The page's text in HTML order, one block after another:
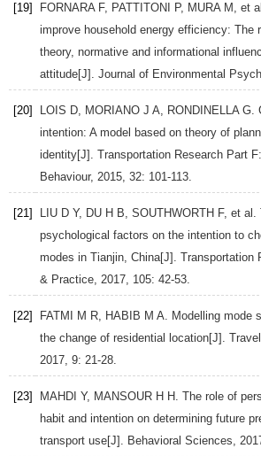
[19] FORNARA F, PATTITONI P, MURA M , et
improve household energy efficiency: The
theory, normative and informational
attitude[J]. Journal of Environmental
[20] LOIS D, MORIANO J A, RONDINELLA G.
intention: A model based on theory of
identity[J]. Transportation Research Part
Behaviour, 2015, 32: 101-113.
[21] LIU D Y, DU H B, SOUTHWORTH F, et al.
psychological factors on the intention to
modes in Tianjin, China[J]. Transportation
& Practice, 2017, 105: 42-53.
[22] FATMI M R, HABIB M A. Modelling mode
the change of residential location[J].
2017, 9: 21-28.
[23] MAHDI Y, MANSOUR H H . The role of
habit and intention on determining future
transport use[J]. Behavioral Sciences,